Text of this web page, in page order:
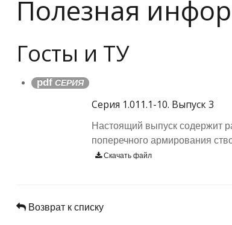
Полезная
Госты и ТУ
pdf СЕРИЯ
Серия 1.011.1-10. Выпуск 3
Настоящий выпуск содержит
поперечного армирования
Скачать файл
Возврат к списку